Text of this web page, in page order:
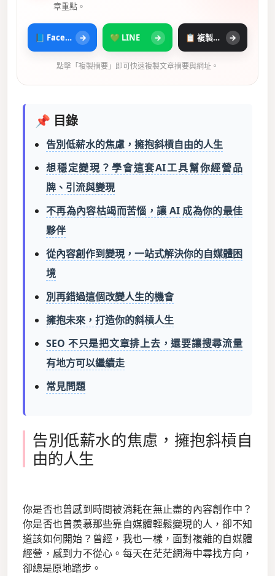
章重點。
📘 Facebook → 💚 LINE → 📋 複製摘要 →
點擊「複製摘要」即可快速複製文章摘要與網址。
📌 目錄
告別低薪水的焦慮，擁抱斜槓自由的人生
想穩定變現？學會這套AI工具幫你經營品
牌、引流與變現
不再為內容枯竭而苦惱，讓 AI 成為你的最佳
夥伴
從內容創作到變現，一站式解決你的自媒體困
境
別再錯過這個改變人生的機會
擁抱未來，打造你的斜槓人生
SEO 不只是把文章排上去，還要讓搜尋流量
有地方可以繼續走
常見問題
告別低薪水的焦慮，擁抱斜槓自
由的人生
你是否也曾感到時間被消耗在無止盡的內容創作中？
你是否也曾羨慕那些靠自媒體輕鬆變現的人，卻不知
道該如何開始？曾經，我也一樣，面對複雜的自媒體
經營，感到力不從心。每天在茫茫網海中尋找方向，
卻總是原地踏步。